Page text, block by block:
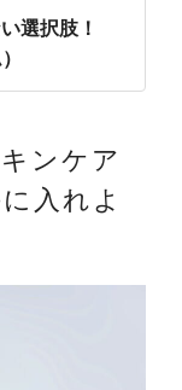
選択肢！
ンケア
入れよ